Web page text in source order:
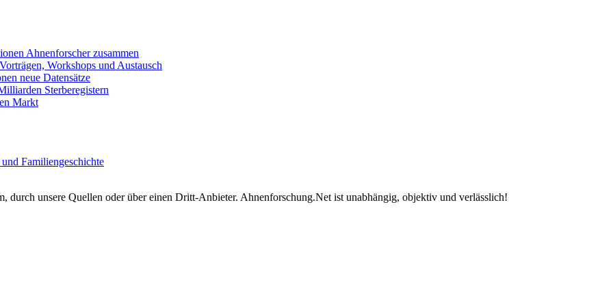
Ahnenforscher zusammen
Workshops und Austausch
neue Datensätze
Sterberegistern
Markt
Familiengeschichte
unsere Quellen oder über einen Dritt-Anbieter. Ahnenforschung.Net ist unabhängig, objektiv und verlässlich!